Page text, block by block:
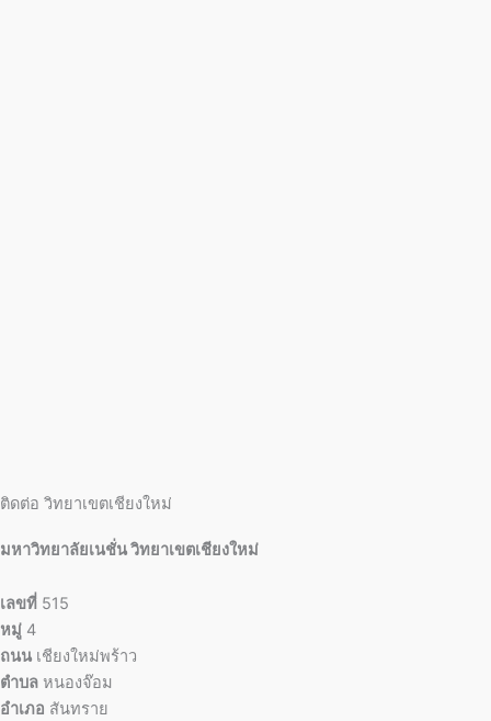
ติดต่อ วิทยาเขตเชียงใหม่
มหาวิทยาลัยเนชั่น วิทยาเขตเชียงใหม่
เลขที่ 515
หมู่ 4
ถนน เชียงใหม่พร้าว
ตำบล หนองจ๊อม
อำเภอ สันทราย